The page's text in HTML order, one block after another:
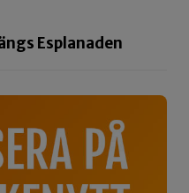
Esplanaden